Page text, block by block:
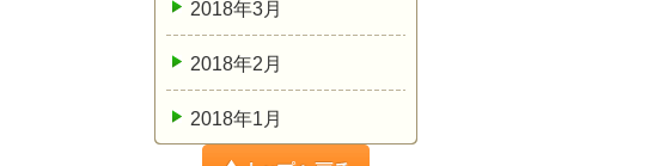
2018年3月
2018年2月
2018年1月